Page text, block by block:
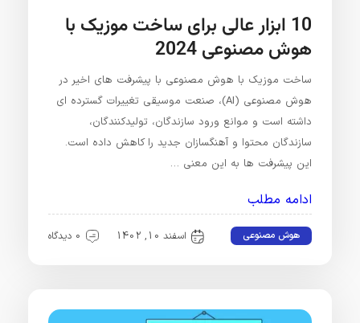
10 ابزار عالی برای ساخت موزیک با
هوش مصنوعی 2024
ساخت موزیک با هوش مصنوعی با پیشرفت های اخیر در
هوش مصنوعی (AI)، صنعت موسیقی تغییرات گسترده ای
داشته است و موانع ورود سازندگان، تولیدکنندگان،
سازندگان محتوا و آهنگسازان جدید را کاهش داده است.
این پیشرفت ها به این معنی …
ادامه مطلب
هوش مصنوعی اسفند 10, 1402 0 دیدگاه